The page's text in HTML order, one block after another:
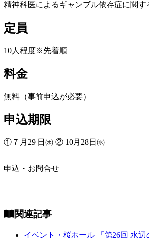
精神科医によるギャンブル依存症に関
定員
10人程度※先着順
料金
無料（事前申込が必要）
申込期限
①７月29 日㈬ ② 10月28日㈬
申込・お問合せ
関連記事
イベント・桜ホール 「第26回 水